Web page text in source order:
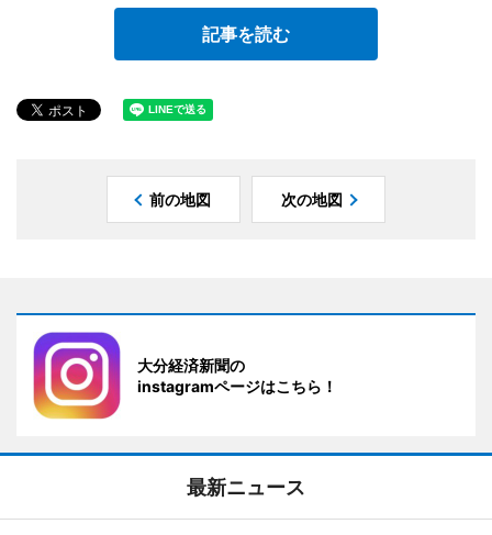
記事を読む
前の地図 次の地図
大分経済新聞の
instagramページはこちら！
最新ニュース